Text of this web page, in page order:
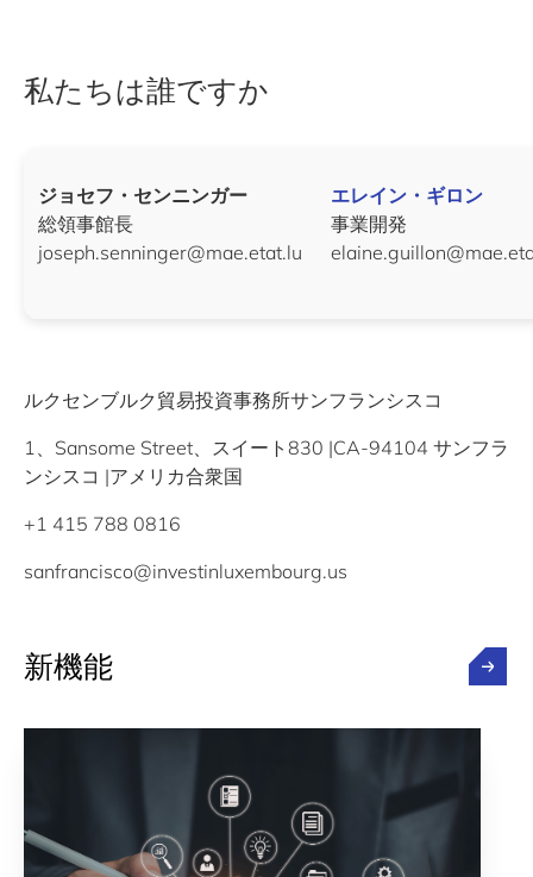
私たちは誰ですか
ジョセフ・センニンガー
総領事館長
joseph.senninger@mae.etat.lu
エレイン・ギロン
事業開発
ルクセンブルク貿易投資事務所サンフランシスコ
1、Sansome Street、スイート830 |CA-94104 サンフラ
ンシスコ |アメリカ合衆国
+1 415 788 0816
sanfrancisco@investinluxembourg.us
新機能